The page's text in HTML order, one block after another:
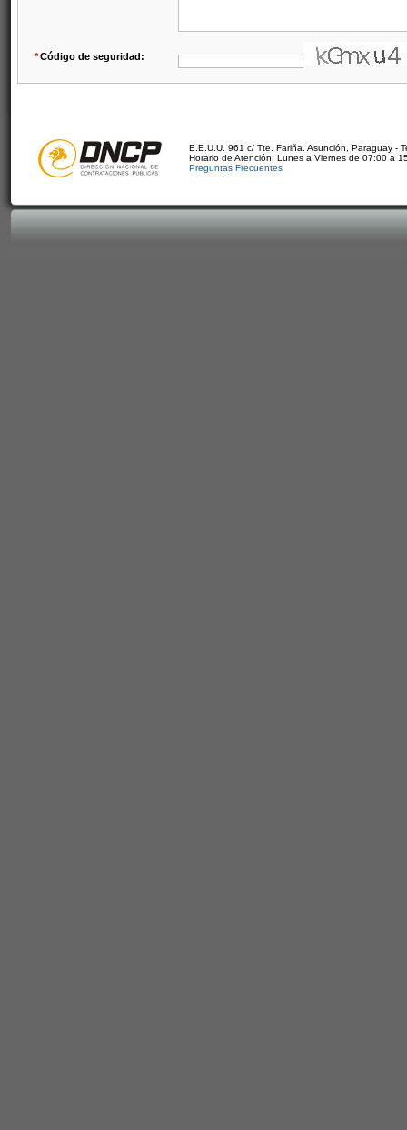
*Código de seguridad:
E.E.U.U. 961 c/ Tte. Fariña. Asunción, Paraguay -
Horario de Atención: Lunes a Viernes de 07:00 a
Preguntas Frecuentes